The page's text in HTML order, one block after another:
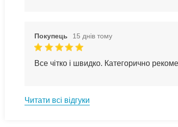
Покупець 15 днів тому
Все чітко і швидко. Категорично
Читати всі відгуки